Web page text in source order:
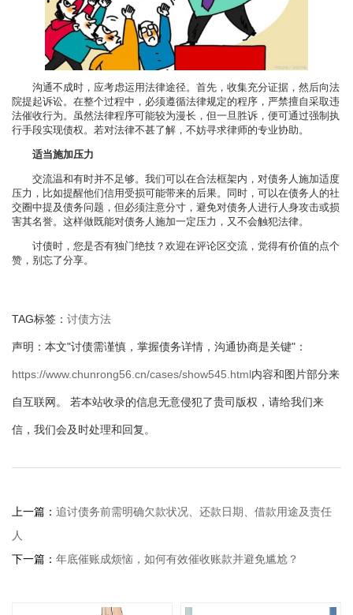
沟通不成时，应考虑运用法律途径。首先，收集充分证据，然后向法
院提起诉讼。在整个过程中，必须遵循法律规定的程序，严禁擅自采取违
法催收行为。虽然法律程序可能较为漫长，但一旦胜诉，便可通过强制执
行手段实现债权。若对法律不甚了解，不妨寻求律师的专业协助。
适当施加压力
交流温和有时并不足够。我们可以在合法框架内，对债务人施加适度
压力，比如提醒他们信用受损可能带来的后果。同时，可以在债务人的社
交圈中提及债务问题，但必须注意分寸，避免对债务人进行人身攻击或损
害其名誉。这样做既能对债务人施加一定压力，又不会触犯法律。
讨债时，您是否有独门绝技？欢迎在评论区交流，觉得有价值的点个
赞，别忘了分享。
TAG标签： 讨债方法
声明：本文"讨债需谨慎，掌握债务详情，沟通协商是关键"：
https://www.chunrong56.cn/cases/show545.html内容和图片部分来
自互联网。 若本站收录的信息无意侵犯了贵司版权，请给我们来
信，我们会及时处理和回复。
上一篇： 追讨债务前需明确欠款状况、还款日期、借款用途及责任
人
下一篇： 年底催账成烦恼，如何有效催收账款并避免尴尬？